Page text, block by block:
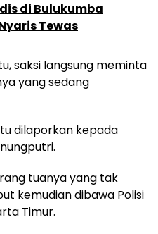
di Bulukumba
Tewas
saksi langsung meminta
yang sedang
dilaporkan kepada
tuanya yang tak
kemudian dibawa Polisi
Timur.